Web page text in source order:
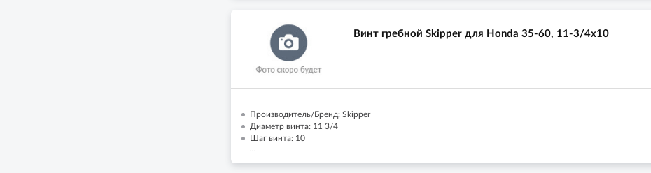
Винт гребной Skipper для Honda 35-60, 11-3/4x10
Производитель/Бренд: Skipper
Диаметр винта: 11 3/4
Шаг винта: 10
...